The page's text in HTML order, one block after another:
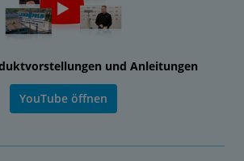
und Anleitungen
YouTube öffnen